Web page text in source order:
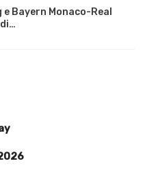
Bayern Monaco-Real